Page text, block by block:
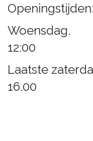
Openingstijden:
12:00
Laatste
16.00